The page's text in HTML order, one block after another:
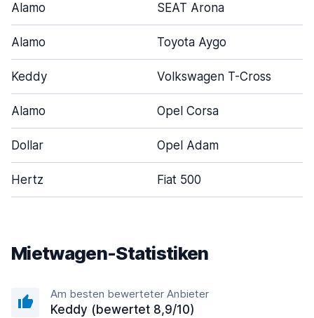
Alamo SEAT Arona
Alamo Toyota Aygo
Keddy Volkswagen T-Cross
Alamo Opel Corsa
Dollar Opel Adam
Hertz Fiat 500
Mietwagen-Statistiken
Am besten bewerteter Anbieter
Keddy (bewertet 8,9/10)